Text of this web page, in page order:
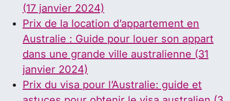
(17 janvier 2024)
Prix de la location d’appartement en
Australie : Guide pour louer son appart
dans une grande ville australienne (31
janvier 2024)
Prix du visa pour l’Australie: guide et